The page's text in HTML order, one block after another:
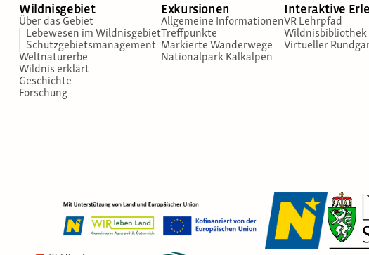
Wildnisgebiet
Über das Gebiet
Lebewesen im Wildnisgebiet
Schutzgebietsmanagement
Weltnaturerbe
Wildnis erklärt
Geschichte
Forschung
Exkursionen
Allgemeine Informationen
Treffpunkte
Markierte Wanderwege
Nationalpark Kalkalpen
Interaktive
VR Lehrpfad
Wildnisbibliothek
Virtueller